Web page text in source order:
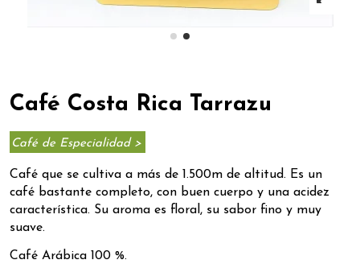
Café Costa Rica Tarrazu
Café de Especialidad >
Café que se cultiva a más de 1.500m de altitud. Es un
café bastante completo, con buen cuerpo y una acidez
característica. Su aroma es floral, su sabor fino y muy
suave.
Café Arábica 100 %.